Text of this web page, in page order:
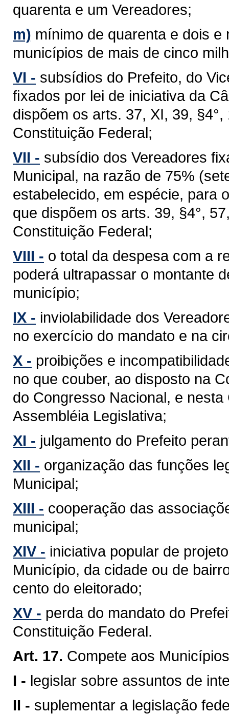
quarenta e um Vereadores;
m) mínimo de quarenta e dois
municípios de mais de cinco
VI - subsídios do Prefeito, do
ﬁxados por lei de iniciativa da
dispõem os arts. 37, XI, 39,
Constituição Federal;
VII - subsídio dos Vereadores
Municipal, na razão de 75%
estabelecido, em espécie, para
que dispõem os arts. 39, §4°,
Constituição Federal;
VIII - o total da despesa com a
poderá ultrapassar o montante
município;
IX - inviolabilidade dos
no exercício do mandato e na
X - proibições e
no que couber, ao disposto na
do Congresso Nacional, e
Assembléia Legislativa;
XI - julgamento do Prefeito
XII - organização das funções
Municipal;
XIII - cooperação das
municipal;
XIV - iniciativa popular de
Município, da cidade ou de
cento do eleitorado;
XV - perda do mandato do
Constituição Federal.
Art. 17. Compete aos
I - legislar sobre assuntos de
II - suplementar a legislação